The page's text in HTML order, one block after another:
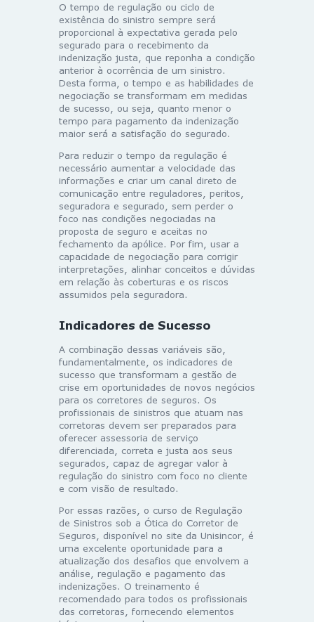
O tempo de regulação ou ciclo de
existência do sinistro sempre será
proporcional à expectativa gerada pelo
segurado para o recebimento da
indenização justa, que reponha a condição
anterior à ocorrência de um sinistro.
Desta forma, o tempo e as habilidades de
negociação se transformam em medidas
de sucesso, ou seja, quanto menor o
tempo para pagamento da indenização
maior será a satisfação do segurado.
Para reduzir o tempo da regulação é
necessário aumentar a velocidade das
informações e criar um canal direto de
comunicação entre reguladores, peritos,
seguradora e segurado, sem perder o
foco nas condições negociadas na
proposta de seguro e aceitas no
fechamento da apólice. Por fim, usar a
capacidade de negociação para corrigir
interpretações, alinhar conceitos e dúvidas
em relação às coberturas e os riscos
assumidos pela seguradora.
Indicadores de Sucesso
A combinação dessas variáveis são,
fundamentalmente, os indicadores de
sucesso que transformam a gestão de
crise em oportunidades de novos negócios
para os corretores de seguros. Os
profissionais de sinistros que atuam nas
corretoras devem ser preparados para
oferecer assessoria de serviço
diferenciada, correta e justa aos seus
segurados, capaz de agregar valor à
regulação do sinistro com foco no cliente
e com visão de resultado.
Por essas razões, o curso de Regulação
de Sinistros sob a Ótica do Corretor de
Seguros, disponível no site da Unisincor, é
uma excelente oportunidade para a
atualização dos desafios que envolvem a
análise, regulação e pagamento das
indenizações. O treinamento é
recomendado para todos os profissionais
das corretoras, fornecendo elementos